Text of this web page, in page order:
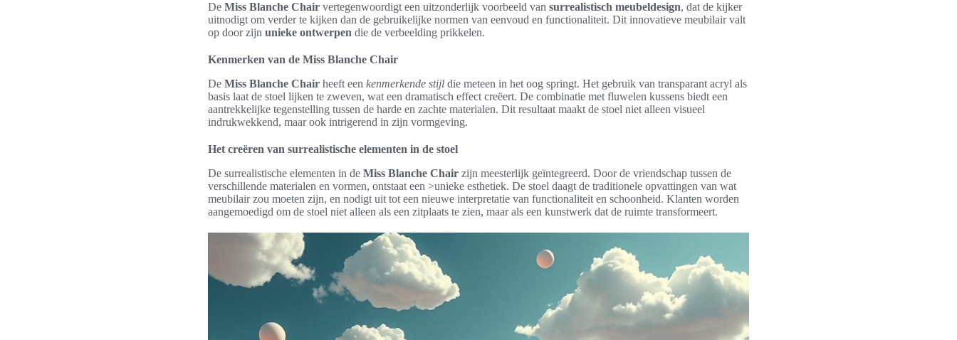
De Miss Blanche Chair vertegenwoordigt een uitzonderlijk voorbeeld van surrealistisch meubeldesign, dat de kijker
uitnodigt om verder te kijken dan de gebruikelijke normen van eenvoud en functionaliteit. Dit innovatieve meubilair valt
op door zijn unieke ontwerpen die de verbeelding prikkelen.
Kenmerken van de Miss Blanche Chair
De Miss Blanche Chair heeft een kenmerkende stijl die meteen in het oog springt. Het gebruik van transparant acryl als
basis laat de stoel lijken te zweven, wat een dramatisch effect creëert. De combinatie met fluwelen kussens biedt een
aantrekkelijke tegenstelling tussen de harde en zachte materialen. Dit resultaat maakt de stoel niet alleen visueel
indrukwekkend, maar ook intrigerend in zijn vormgeving.
Het creëren van surrealistische elementen in de stoel
De surrealistische elementen in de Miss Blanche Chair zijn meesterlijk geïntegreerd. Door de vriendschap tussen de
verschillende materialen en vormen, ontstaat een >unieke esthetiek. De stoel daagt de traditionele opvattingen van wat
meubilair zou moeten zijn, en nodigt uit tot een nieuwe interpretatie van functionaliteit en schoonheid. Klanten worden
aangemoedigd om de stoel niet alleen als een zitplaats te zien, maar als een kunstwerk dat de ruimte transformeert.